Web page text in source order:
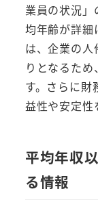
業員の状況
均年齢が詳細
は、企業の
りとなるた
す。さらに財
益性や安定性
平均年収
る情報